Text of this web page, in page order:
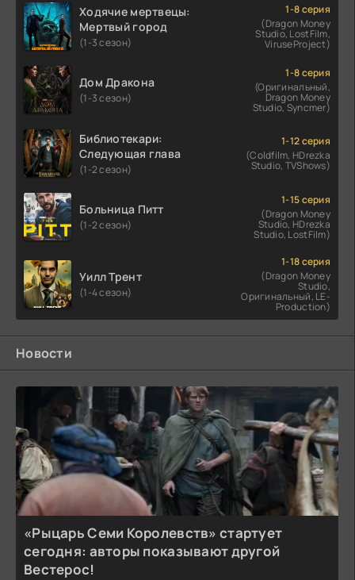
Ходячие мертвецы:
Мертвый город
(1-3 сезон)
1-8 серия
(Dragon Money
Studio, LostFilm,
ViruseProject)
Дом Дракона
(1-3 сезон)
1-8 серия
(Оригинальный,
Dragon Money
Studio, Syncmer)
Библиотекари:
Следующая глава
(1-2 сезон)
1-12 серия
(Coldfilm, HDrezka
Studio, TVShows)
Больница Питт
(1-2 сезон)
1-15 серия
(Dragon Money
Studio, HDrezka
Studio, LostFilm)
Уилл Трент
(1-4 сезон)
1-18 серия
(Dragon Money
Studio,
Оригинальный, LE-
Production)
Новости
«Рыцарь Семи Королевств» стартует
сегодня: авторы показывают другой
Вестерос!